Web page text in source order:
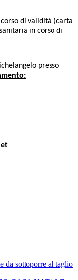
di validità (carta
in corso di
presso
da sottoporre al taglio